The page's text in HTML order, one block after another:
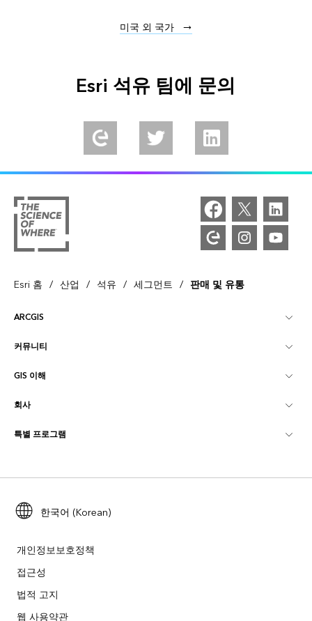
미국 외 국가
Esri 석유 팀에 문의
Explore our Esri Community
Follow us on TwitterConnect with us on
Esri 홈 / 산업 / 석유 / 세그먼트 / 판매 및 유통
ARCGIS
ArcGIS Overview
매핑
ArcGIS Online
Developer Technology
ArcGIS Location Platform
ArcGIS Architecture Center
커뮤니티
Esri 커뮤니티
ArcGIS Blog
사용자 리서치 및 테스트
Esri Young Professionals Network
이벤트
GIS 이해
GIS란?
로케이션 인텔리전스
교육
ArcUser
ArcWatch
회사
Esri 정보
채용
파트너
기업윤리강령
특별 프로그램
ArcGIS for Student Use
재난 대응
교육
한국어 (Korean)
개인정보보호정책
접근성
법적 고지
웹 사용약관